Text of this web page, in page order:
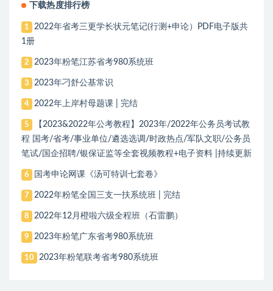
下载热度排行榜
1
2022年省考三更学长状元笔记(行测+申论）PDF电子版共
1册
2 2023年粉笔江苏省考980系统班
3 2023年刁舒公基常识
4 2022年上岸村母题课 | 完结
5
【2023&2022年公考教程】2023年/2022年公务员考试教
程 国考/省考/事业单位/遴选选调/时政热点/军队文职/公务员
笔试/国企招聘/银保证监等全套视频教程+电子资料 |持续更新
6 国考申论网课《汤可特训七套卷》
7 2022年粉笔全国三支一扶系统班 | 完结
8 2022年12月橙啦六级全程班（石雷鹏）
9 2023年粉笔广东省考980系统班
10 2023年粉笔联考省考980系统班